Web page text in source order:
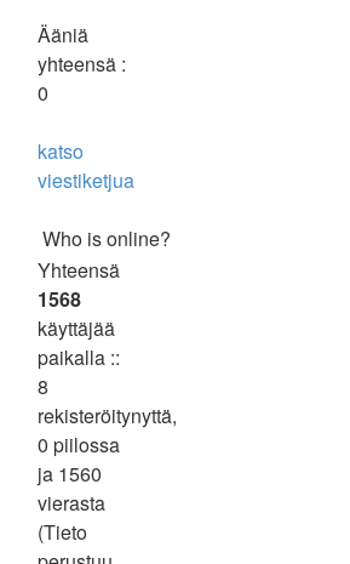
Ääniä
yhteensä :
0
katso
viestiketjua
Who is online?
Yhteensä
1568
käyttäjää
paikalla ::
8
rekisteröitynyttä,
0 piilossa
ja 1560
vierasta
(Tieto